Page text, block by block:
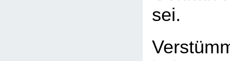
sei.